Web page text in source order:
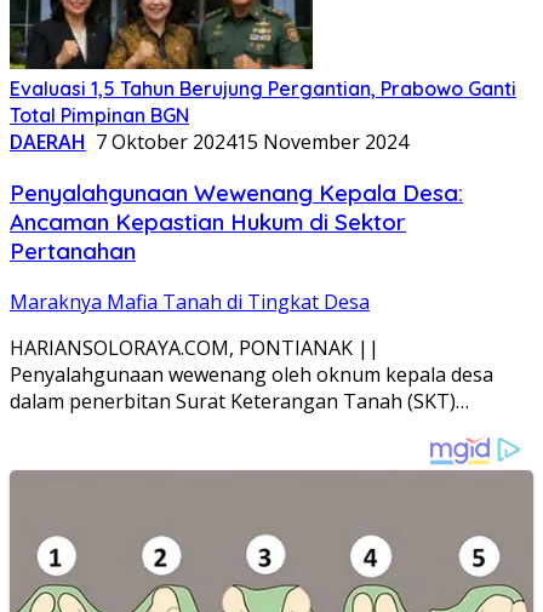
Evaluasi 1,5 Tahun Berujung Pergantian, Prabowo Ganti
Total Pimpinan BGN
DAERAH 7 Oktober 202415 November 2024
Penyalahgunaan Wewenang Kepala Desa:
Ancaman Kepastian Hukum di Sektor
Pertanahan
Maraknya Mafia Tanah di Tingkat Desa
HARIANSOLORAYA.COM, PONTIANAK ||
Penyalahgunaan wewenang oleh oknum kepala desa
dalam penerbitan Surat Keterangan Tanah (SKT)…